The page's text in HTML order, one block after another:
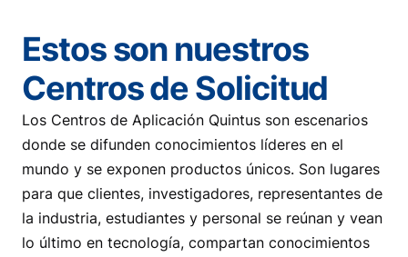
Estos son nuestros
Centros de Solicitud
Los Centros de Aplicación Quintus son escenarios
donde se difunden conocimientos líderes en el
mundo y se exponen productos únicos. Son lugares
para que clientes, investigadores, representantes de
la industria, estudiantes y personal se reúnan y vean
lo último en tecnología, compartan conocimientos